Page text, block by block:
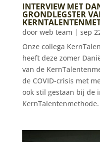
INTERVIEW MET
GRONDLEGSTER
door web team | sep
Onze collega
heeft deze zomer
van de
de COVID-crisis met
ook stil gestaan bij de
KernTalentenmethode.